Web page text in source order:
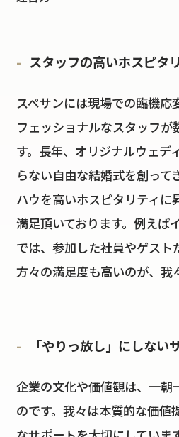
スタッフの高いホスピタ
スペサンには現場での臨機応
フェッショナルなスタッフが
す。長年、オリジナルウェデ
らない自由な結婚式を創って
ハウを高いホスピタリティに
満足頂いております。例えば
では、参加した社員やゲスト
方々の満足度も高いのが、我
「やりっ放し」にしない
企業の文化や価値観は、一朝
のです。我々は本質的な価値